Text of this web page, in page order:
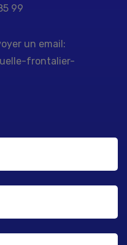
99
un email:
frontalier-